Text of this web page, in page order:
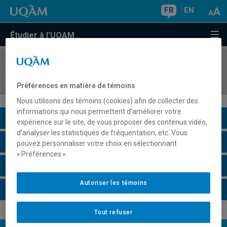
FR EN
Étudier à l'UQAM
COURS//
Description du cours
Horaire - Été 2026
Préférences en matière de témoins
Nous utilisons des témoins (cookies) afin de collecter des
informations qui nous permettent d’améliorer votre
expérience sur le site, de vous proposer des contenus vidéo,
d’analyser les statistiques de fréquentation, etc. Vous
pouvez personnaliser votre choix en sélectionnant
« Préférences ».
Tout refuser
Autoriser les témoins